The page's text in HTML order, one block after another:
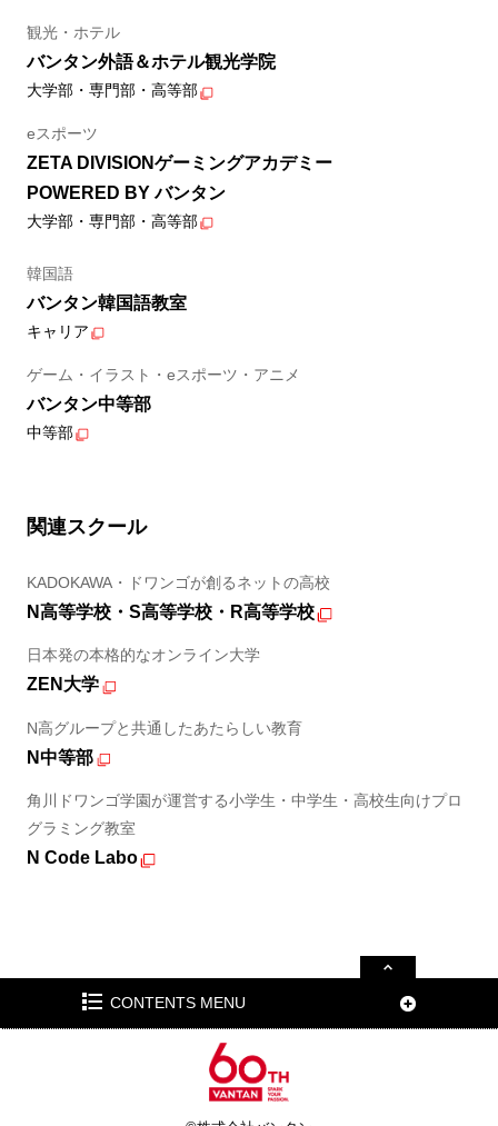
観光・ホテル
バンタン外語＆ホテル観光学院
大学部・専門部・高等部
eスポーツ
ZETA DIVISIONゲーミングアカデミー
POWERED BY バンタン
大学部・専門部・高等部
韓国語
バンタン韓国語教室
キャリア
ゲーム・イラスト・eスポーツ・アニメ
バンタン中等部
中等部
関連スクール
KADOKAWA・ドワンゴが創るネットの高校
N高等学校・S高等学校・R高等学校
日本発の本格的なオンライン大学
ZEN大学
N高グループと共通したあたらしい教育
N中等部
角川ドワンゴ学園が運営する小学生・中学生・高校生向けプロ
グラミング教室
N Code Labo
CONTENTS MENU